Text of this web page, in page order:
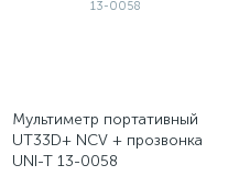
Мультиметр портативный
UT33D+ NCV + прозвонка
UNI-T 13-0058